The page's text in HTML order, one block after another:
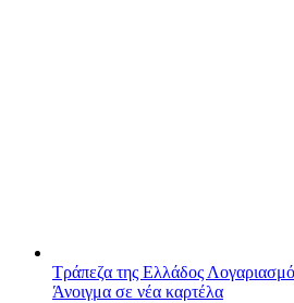
Τράπεζα της Ελλάδος
Άνοιγμα σε νέα καρτέλα